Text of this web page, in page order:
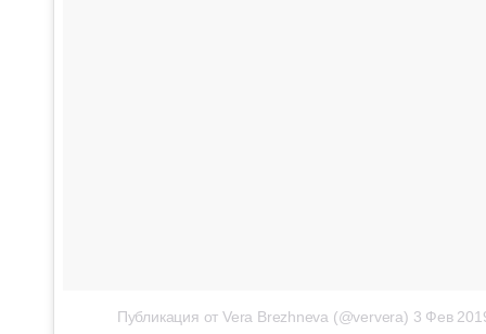
Публикация от Vera Brezhneva (@ververa) 3 Фев